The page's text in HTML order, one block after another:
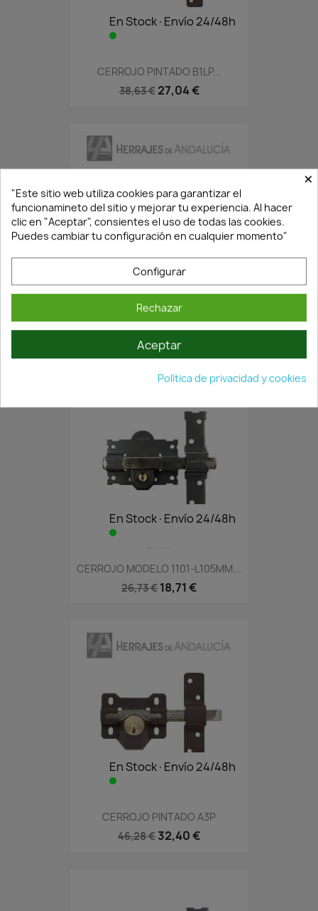
En Stock·Envío 24/48h
CERROJO PINTADO B1LP...
38,63 € 27,04 €
¡Últimas Unidades!
CERROJO PINTADO MODELO B3LP...
47,01 €
32,91 €
En Stock·Envío 24/48h
CERROJO MODELO 1101-L105MM...
26,73 € 18,71 €
En Stock·Envío 24/48h
CERROJO PINTADO A3P
46,28 € 32,40 €
×
"Este sitio web utiliza cookies para garantizar el
funcionamineto del sitio y mejorar tu experiencia. Al hacer
clic en "Aceptar", consientes el uso de todas las cookies.
Puedes cambiar tu configuración en cualquier momento"
Configurar
Rechazar
Aceptar
Política de privacidad y cookies